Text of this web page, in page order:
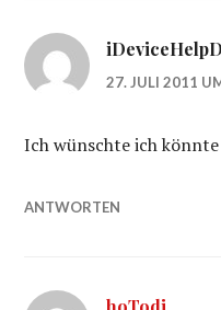
27. JULI 2011
Ich wünschte ich
ANTWORTEN